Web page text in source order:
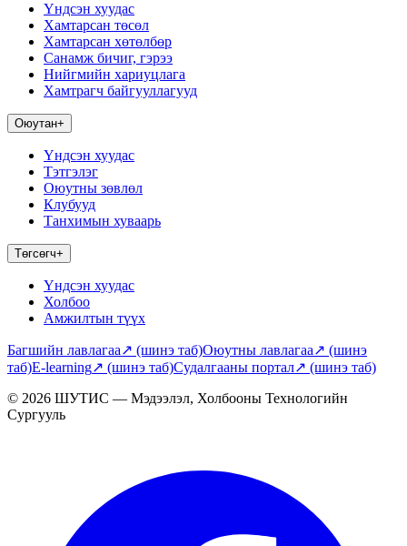
Үндсэн хуудас
Хамтарсан төсөл
Хамтарсан хөтөлбөр
Санамж бичиг, гэрээ
Нийгмийн хариуцлага
Хамтрагч байгууллагууд
Оюутан+
Үндсэн хуудас
Тэтгэлэг
Оюутны зөвлөл
Клубууд
Танхимын хуваарь
Төгсөгч+
Үндсэн хуудас
Холбоо
Амжилтын түүх
Багшийн лавлагаа↗ (шинэ таб)Оюутны лавлагаа↗ (шинэ
таб)E-learning↗ (шинэ таб)Судалгааны портал↗ (шинэ таб)
© 2026 ШУТИС — Мэдээлэл, Холбооны Технологийн
Сургууль